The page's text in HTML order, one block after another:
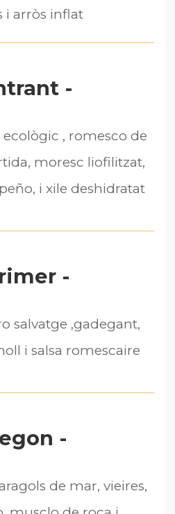
i arròs inflat
-
, romesco de
moresc liofilitzat,
i xile deshidratat
-
salvatge ,gadegant,
i salsa romescaire
-
de mar, vieires,